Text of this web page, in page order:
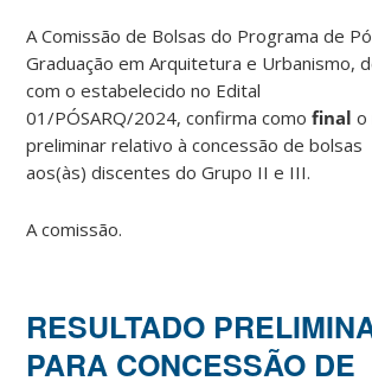
A Comissão de Bolsas do Programa de
Graduação em Arquitetura e Urbanismo,
com o estabelecido no Edital
01/PÓSARQ/2024, confirma comofinal o
preliminar relativo à concessão de bolsas
aos(às) discentes do Grupo II e III.
A comissão.
RESULTADO
PARA CONCESSÃO DE